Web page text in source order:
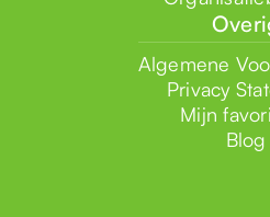
Algemene
Privacy
Mijn
Blog